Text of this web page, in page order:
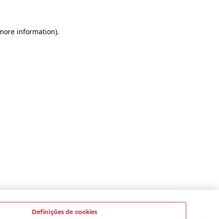
information).
Definições de cookies